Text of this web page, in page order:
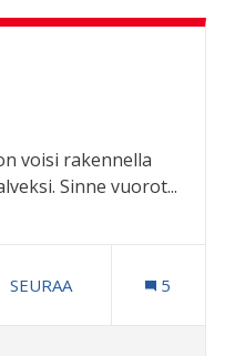
voisi rakennella
Sinne vuorot...
Liikunta ja ulkoilu
2 SEURAAJAA
SEURAA 5